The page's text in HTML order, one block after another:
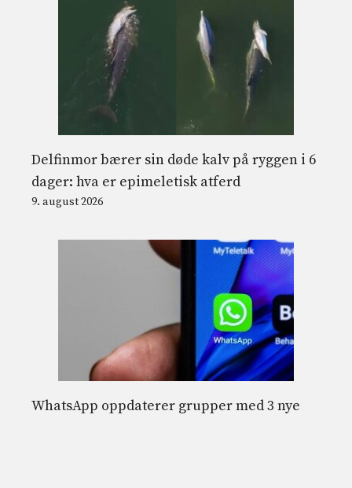
Delfinmor bærer sin døde kalv på ryggen i 6
dager: hva er epimeletisk atferd
9. august 2026
WhatsApp oppdaterer grupper med 3 nye